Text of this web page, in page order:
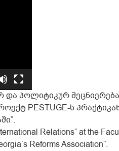
და პოლიტიკურ
PESTUGE-ს
Relations” at the
Reforms Association”.